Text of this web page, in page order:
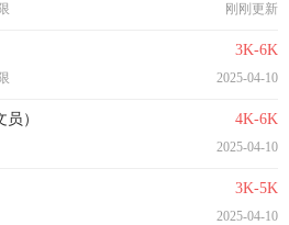
刚刚更新
3K-6K
2025-04-10
） 4K-6K
2025-04-10
3K-5K
2025-04-10